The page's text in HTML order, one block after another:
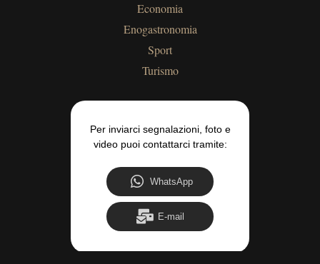
Economia
Enogastronomia
Sport
Turismo
Per inviarci segnalazioni, foto e
video puoi contattarci tramite:
WhatsApp
E-mail